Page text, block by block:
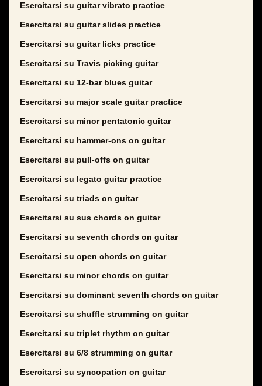
Esercitarsi su guitar vibrato practice
Esercitarsi su guitar slides practice
Esercitarsi su guitar licks practice
Esercitarsi su Travis picking guitar
Esercitarsi su 12-bar blues guitar
Esercitarsi su major scale guitar practice
Esercitarsi su minor pentatonic guitar
Esercitarsi su hammer-ons on guitar
Esercitarsi su pull-offs on guitar
Esercitarsi su legato guitar practice
Esercitarsi su triads on guitar
Esercitarsi su sus chords on guitar
Esercitarsi su seventh chords on guitar
Esercitarsi su open chords on guitar
Esercitarsi su minor chords on guitar
Esercitarsi su dominant seventh chords on guitar
Esercitarsi su shuffle strumming on guitar
Esercitarsi su triplet rhythm on guitar
Esercitarsi su 6/8 strumming on guitar
Esercitarsi su syncopation on guitar